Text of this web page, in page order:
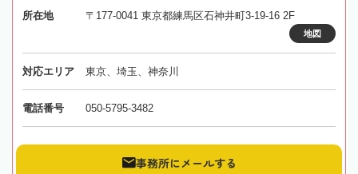
所在地 〒177-0041 東京都練馬区石神井町3-19-16 2F
地図
対応エリア 東京、埼玉、神奈川
電話番号 050-5795-3482
事務所にメールする